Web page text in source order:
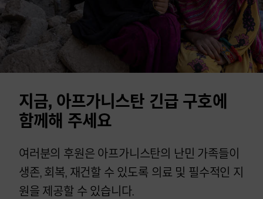
지금, 아프가니스탄 긴급 구호에
함께해 주세요
여러분의 후원은 아프가니스탄의 난민 가족들이
생존, 회복, 재건할 수 있도록 의료 및 필수적인 지
원을 제공할 수 있습니다.